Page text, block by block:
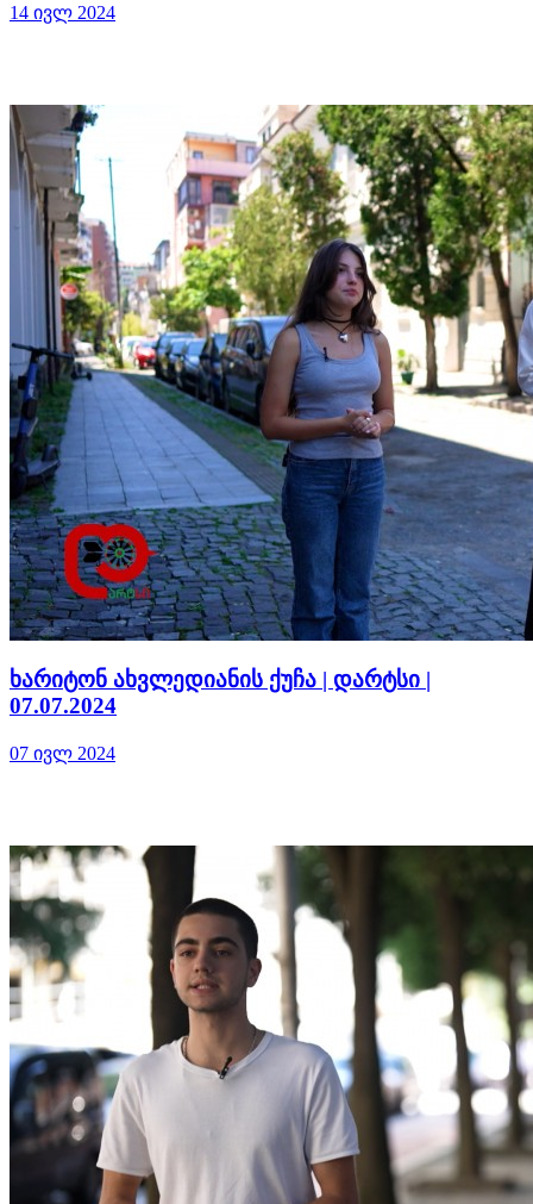
14 ივლ 2024
ხარიტონ ახვლედიანის ქუჩა | დარტსი |
07.07.2024
07 ივლ 2024